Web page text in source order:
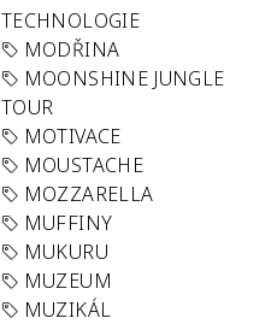
TECHNOLOGIE
MODŘINA
MOONSHINE JUNGLE
TOUR
MOTIVACE
MOUSTACHE
MOZZARELLA
MUFFINY
MUKURU
MUZEUM
MUZIKÁL